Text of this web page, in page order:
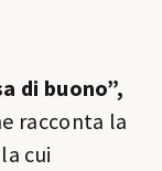
di buono”,
racconta la
cui